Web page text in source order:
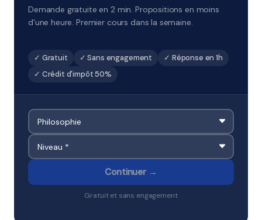
Demande gratuite en 2 min. Propositions en moins
d'une heure. Premier cours dans la semaine.
✓ Gratuit ✓ Sans engagement
✓ Réponse en 1h
✓ Crédit d'impôt 50%
Continuer →
Gratuit et sans engagement